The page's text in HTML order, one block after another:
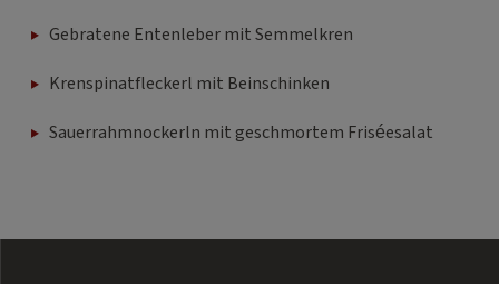
Gebratene Entenleber mit Semmelkren
Krenspinatfleckerl mit Beinschinken
Sauerrahmnockerln mit geschmortem Friséesalat